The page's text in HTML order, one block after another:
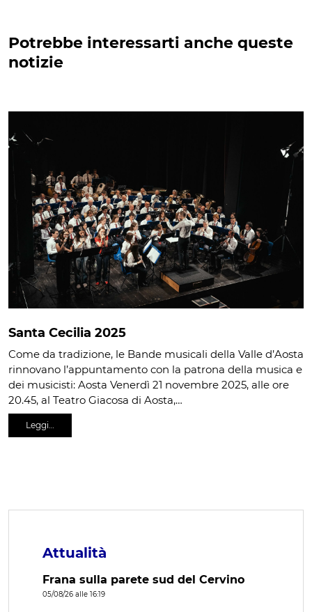
Potrebbe interessarti anche queste
notizie
Santa Cecilia 2025
Come da tradizione, le Bande musicali della Valle d’Aosta
rinnovano l’appuntamento con la patrona della musica e
dei musicisti: Aosta Venerdì 21 novembre 2025, alle ore
20.45, al Teatro Giacosa di Aosta,…
Leggi…
Attualità
Frana sulla parete sud del Cervino
05/08/26 alle 16:19